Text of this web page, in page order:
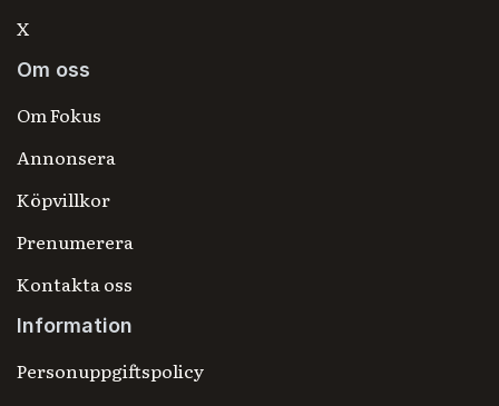
X
Om oss
Om Fokus
Annonsera
Köpvillkor
Prenumerera
Kontakta oss
Information
Personuppgiftspolicy